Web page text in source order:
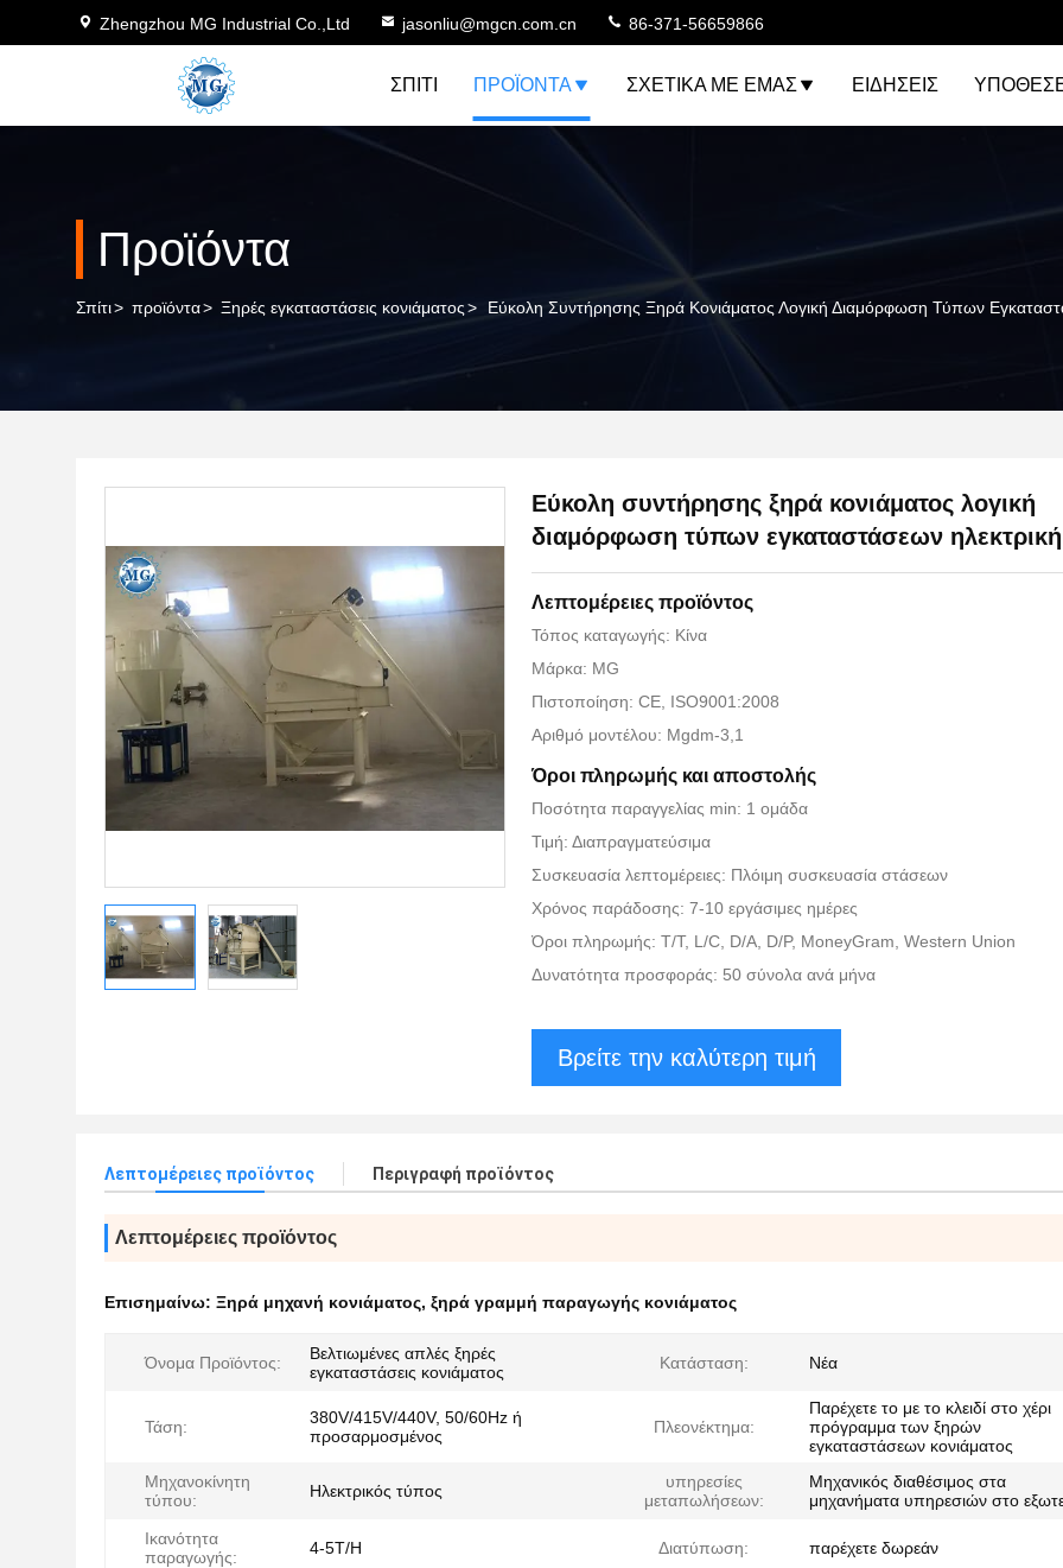
Zhengzhou MG Industrial Co.,Ltd jasonliu@mgcn.com.cn 86-371-56659866
ΣΠΊΤΙ ΠΡΟΪΌΝΤΑ ΣΧΕΤΙΚΆ ΜΕ ΕΜΆΣ ΕΙΔΉΣΕΙΣ
Προϊόντα
Σπίτι> προϊόντα> Ξηρές εγκαταστάσεις κονιάματος> Εύκολη Συντήρησης Ξηρά Κονιάματος Λογική Διαμόρφωση Τύπων
Εύκολη συντήρησης ξηρά κονιάματος λογική
διαμόρφωση τύπων εγκαταστάσεων
Λεπτομέρειες προϊόντος
Τόπος καταγωγής: Κίνα
Μάρκα: MG
Πιστοποίηση: CE, ISO9001:2008
Αριθμό μοντέλου: Mgdm-3,1
Όροι πληρωμής και αποστολής
Ποσότητα παραγγελίας min: 1 ομάδα
Τιμή: Διαπραγματεύσιμα
Συσκευασία λεπτομέρειες: Πλόιμη συσκευασία στάσεων
Χρόνος παράδοσης: 7-10 εργάσιμες ημέρες
Όροι πληρωμής: T/T, L/C, D/A, D/P, MoneyGram, Western Union
Δυνατότητα προσφοράς: 50 σύνολα ανά μήνα
Βρείτε την καλύτερη τιμή
Λεπτομέρειες προϊόντος Περιγραφή προϊόντος
Λεπτομέρειες προϊόντος
Επισημαίνω: Ξηρά μηχανή κονιάματος, ξηρά γραμμή παραγωγής κονιάματος
Όνομα Προϊόντος:
Βελτιωμένες απλές ξηρές
εγκαταστάσεις κονιάματος
Κατάσταση: Νέα
Τάση:
380V/415V/440V, 50/60Hz ή
προσαρμοσμένος
Πλεονέκτημα:
Παρέχετε το με το κλειδί στο χέρι
πρόγραμμα των ξηρών
εγκαταστάσεων κονιάματος
Μηχανοκίνητη
τύπου:
Ηλεκτρικός τύπος
υπηρεσίες
μεταπωλήσεων:
Μηχανικός διαθέσιμος στα
μηχανήματα υπηρεσιών στο
Ικανότητα
παραγωγής:
4-5T/H Διατύπωση: παρέχετε δωρεάν